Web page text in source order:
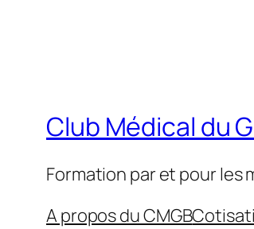
Club Médical du
Formation par et pour les
A propos du CMGB